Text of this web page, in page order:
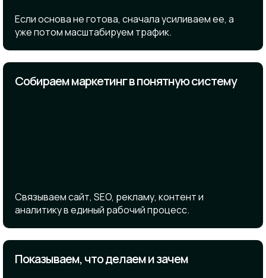
Если основа не готова, сначала усиливаем ее, а
уже потом масштабируем трафик.
Собираем маркетинг в понятную систему
Связываем сайт, SEO, рекламу, контент и
аналитику в единый рабочий процесс.
Показываем, что делаем и зачем